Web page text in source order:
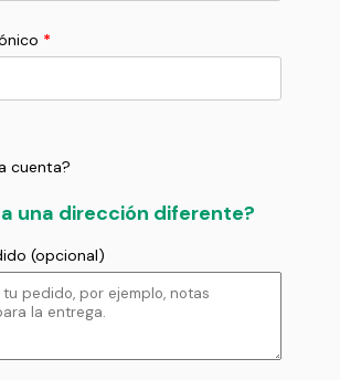
*
cuenta?
a una dirección diferente?
(opcional)